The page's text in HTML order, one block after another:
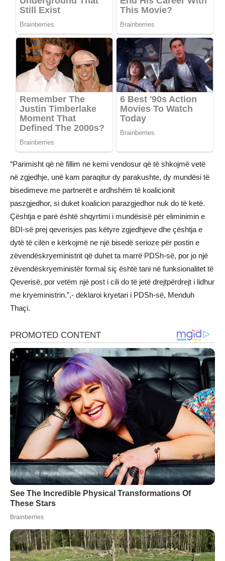
“Parimisht që në fillim ne kemi vendosur që të shkojmë vetë
në zgjedhje, unë kam paraqitur dy parakushte, dy mundësi të
bisedimeve me partnerët e ardhshëm të koalicionit
paszgjedhor, si duket koalicion parazgjedhor nuk do të ketë.
Çështja e parë është shqyrtimi i mundësisë për eliminimin e
BDI-së prej qeverisjes pas këtyre zgjedhjeve dhe çështja e
dytë të cilën e kërkojmë ne një bisedë serioze për postin e
zëvendëskryeministrit që duhet ta marrë PDSh-së, por jo një
zëvendëskryeministër formal siç është tani në funksionalitet të
Qeverisë, por vetëm një post i cili do të jetë drejtpërdrejt i lidhur
me kryeministrin.”,- deklaroi kryetari i PDSh-së, Menduh
Thaçi.